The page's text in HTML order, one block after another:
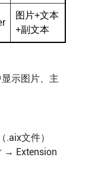
图片+文本
+副文本
示图片、主
文件）
→ Extension